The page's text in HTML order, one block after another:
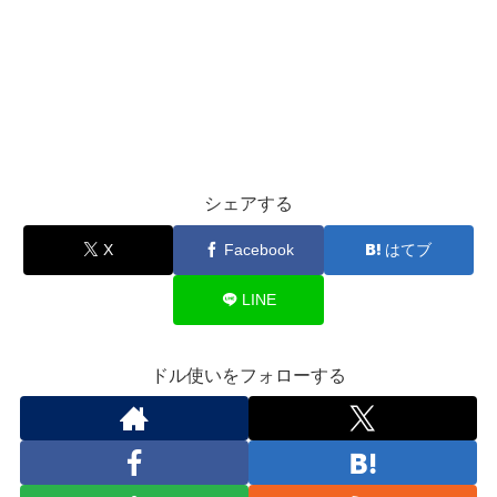
シェアする
X Facebook はてブ
LINE
ドル使いをフォローする